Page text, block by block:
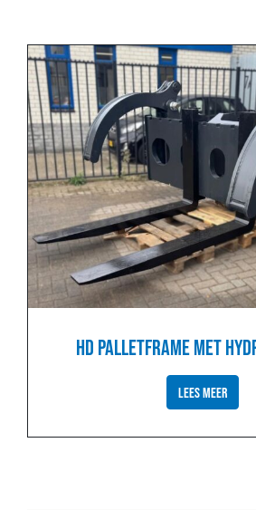
HD PALLETFRAME MET
LEES MEER